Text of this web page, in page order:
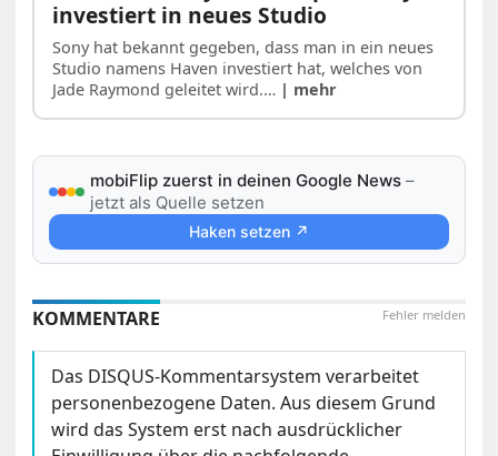
investiert in neues Studio
Sony hat bekannt gegeben, dass man in ein neues
Studio namens Haven investiert hat, welches von
Jade Raymond geleitet wird.… | mehr
mobiFlip zuerst in deinen Google News –
jetzt als Quelle setzen
Haken setzen ↗
Fehler melden
KOMMENTARE
Das DISQUS-Kommentarsystem verarbeitet
personenbezogene Daten. Aus diesem Grund
wird das System erst nach ausdrücklicher